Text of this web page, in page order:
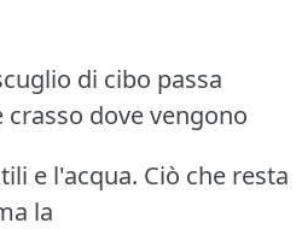
di cibo passa
dove vengono
e l'acqua. Ciò che resta
la